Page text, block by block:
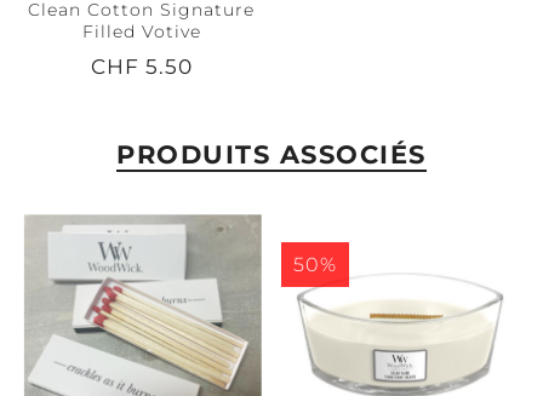
Clean Cotton Signature
Filled Votive
CHF 5.50
PRODUITS ASSOCIÉS
50%